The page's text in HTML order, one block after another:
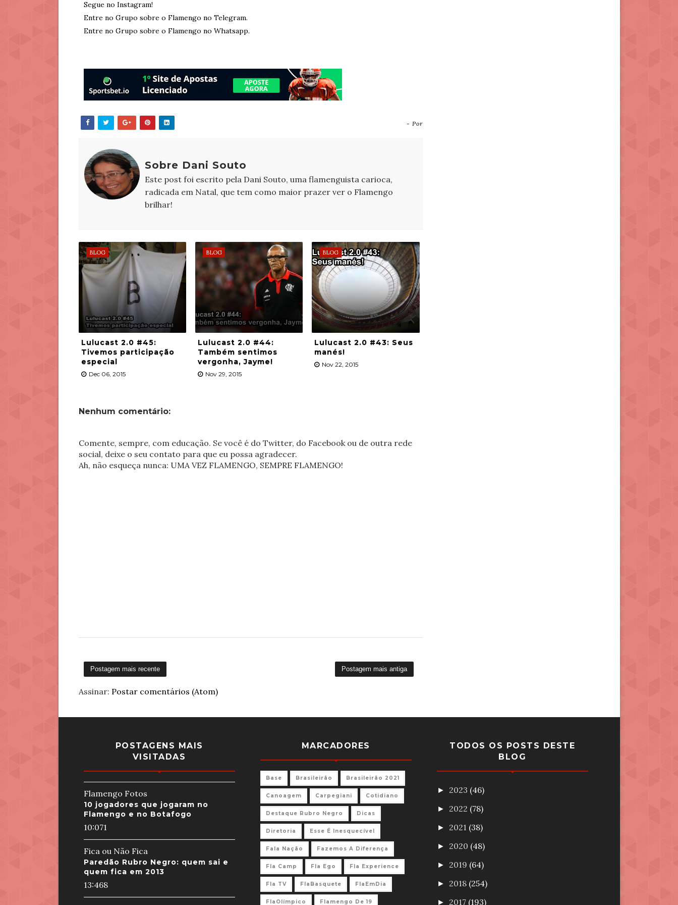
Segue no Instagram!
Entre no Grupo sobre o Flamengo no Telegram.
Entre no Grupo sobre o Flamengo no Whatsapp.
- Por
Sobre Dani Souto
Este post foi escrito pela Dani Souto, uma flamenguista carioca,
radicada em Natal, que tem como maior prazer ver o Flamengo
brilhar!
BLOG
Lulucast 2.0 #45:
Tivemos participação
especial
Dec 06, 2015
BLOG
Lulucast 2.0 #44:
Também sentimos
vergonha, Jayme!
Nov 29, 2015
BLOG
Lulucast 2.0 #43: Seus
manés!
Nov 22, 2015
Nenhum comentário:
Comente, sempre, com educação. Se você é do Twitter, do Facebook ou de outra rede
social, deixe o seu contato para que eu possa agradecer.
Ah, não esqueça nunca: UMA VEZ FLAMENGO, SEMPRE FLAMENGO!
Postagem mais recente Postagem mais antiga
Assinar: Postar comentários (Atom)
POSTAGENS MAIS
VISITADAS
Flamengo Fotos
10 jogadores que jogaram no
Flamengo e no Botafogo
10:071
Fica ou Não Fica
Paredão Rubro Negro: quem sai e
quem fica em 2013
13:468
MARCADORES
Base Brasileirão Brasileirão 2021
Canoagem Carpegiani Cotidiano
Destaque Rubro Negro Dicas
Diretoria Esse É Inesquecível
Fala Nação Fazemos A Diferença
Fla Camp Fla Ego Fla Experience
Fla TV FlaBasquete FlaEmDia
FlaOlímpico Flamengo De 19
TODOS OS POSTS DESTE
BLOG
► 2023 (46)
► 2022 (78)
► 2021 (38)
► 2020 (48)
► 2019 (64)
► 2018 (254)
► 2017 (193)